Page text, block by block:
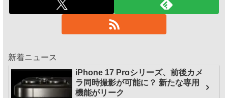
新着ニュース
iPhone 17 Proシリーズ、前後カメ
ラ同時撮影が可能に？ 新たな専用
機能がリーク